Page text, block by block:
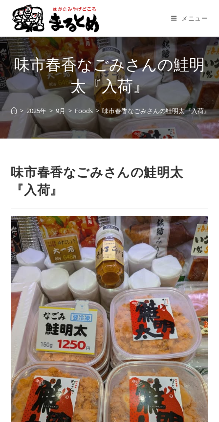
ン
ツ
へ
ス
キ
ッ
メニュー
味市春香なごみさんの鮭明
太『入荷』
> 2025年 > 9月 > Foods > 味市春香なごみさんの鮭明太『入荷』
味市春香なごみさんの鮭明太
『入荷』